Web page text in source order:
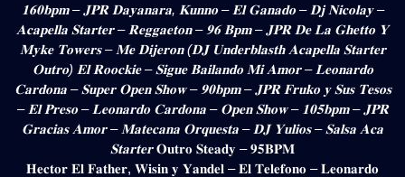
𝟏𝟔𝟎𝐛𝐩𝐦 – 𝐉𝐏𝐑 𝐃𝐚𝐲𝐚𝐧𝐚𝐫𝐚, 𝐊𝐮𝐧𝐧𝐨 – 𝐄𝐥 𝐆𝐚𝐧𝐚𝐝𝐨 – 𝐃𝐣 𝐍𝐢𝐜𝐨𝐥𝐚𝐲 –
𝐀𝐜𝐚𝐩𝐞𝐥𝐥𝐚 𝐒𝐭𝐚𝐫𝐭𝐞𝐫 – 𝐑𝐞𝐠𝐠𝐚𝐞𝐭𝐨𝐧 – 𝟗𝟔 𝐁𝐩𝐦 – 𝐉𝐏𝐑 𝐃𝐞 𝐋𝐚 𝐆𝐡𝐞𝐭𝐭𝐨 𝐘
𝐌𝐲𝐤𝐞 𝐓𝐨𝐰𝐞𝐫𝐬 – 𝐌𝐞 𝐃𝐢𝐣𝐞𝐫𝐨𝐧 (𝐃𝐉 𝐔𝐧𝐝𝐞𝐫𝐛𝐥𝐚𝐬𝐭𝐡 𝐀𝐜𝐚𝐩𝐞𝐥𝐥𝐚 𝐒𝐭𝐚𝐫𝐭𝐞𝐫
𝐎𝐮𝐭𝐫𝐨) 𝐄𝐥 𝐑𝐨𝐨𝐜𝐤𝐢𝐞 – 𝐒𝐢𝐠𝐮𝐞 𝐁𝐚𝐢𝐥𝐚𝐧𝐝𝐨 𝐌𝐢 𝐀𝐦𝐨𝐫 – 𝐋𝐞𝐨𝐧𝐚𝐫𝐝𝐨
𝐂𝐚𝐫𝐝𝐨𝐧𝐚 – 𝐒𝐮𝐩𝐞𝐫 𝐎𝐩𝐞𝐧 𝐒𝐡𝐨𝐰 – 𝟗𝟎𝐛𝐩𝐦 – 𝐉𝐏𝐑 𝐅𝐫𝐮𝐤𝐨 𝐲 𝐒𝐮𝐬 𝐓𝐞𝐬𝐨𝐬
– 𝐄𝐥 𝐏𝐫𝐞𝐬𝐨 – 𝐋𝐞𝐨𝐧𝐚𝐫𝐝𝐨 𝐂𝐚𝐫𝐝𝐨𝐧𝐚 – 𝐎𝐩𝐞𝐧 𝐒𝐡𝐨𝐰 – 𝟏𝟎𝟓𝐛𝐩𝐦 – 𝐉𝐏𝐑
𝐆𝐫𝐚𝐜𝐢𝐚𝐬 𝐀𝐦𝐨𝐫 – 𝐌𝐚𝐭𝐞𝐜𝐚𝐧𝐚 𝐎𝐫𝐪𝐮𝐞𝐬𝐭𝐚 – 𝐃𝐉 𝐘𝐮𝐥𝐢𝐨𝐬 – 𝐒𝐚𝐥𝐬𝐚 𝐀𝐜𝐚
𝐒𝐭𝐚𝐫𝐭𝐞𝐫𝐎𝐮𝐭𝐫𝐨 𝐒𝐭𝐞𝐚𝐝𝐲 – 𝟗𝟓𝐁𝐏𝐌
𝐇𝐞𝐜𝐭𝐨𝐫 𝐄𝐥 𝐅𝐚𝐭𝐡𝐞𝐫, 𝐖𝐢𝐬𝐢𝐧 𝐲 𝐘𝐚𝐧𝐝𝐞𝐥 – 𝐄𝐥 𝐓𝐞𝐥𝐞𝐟𝐨𝐧𝐨 – 𝐋𝐞𝐨𝐧𝐚𝐫𝐝𝐨